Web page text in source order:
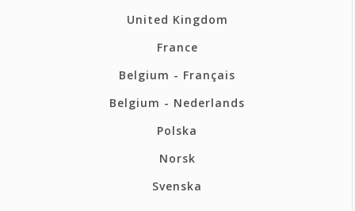
United Kingdom
France
Belgium - Français
Belgium - Nederlands
Polska
Norsk
Svenska